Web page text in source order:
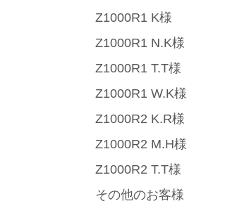
Z1000R1 K様
Z1000R1 N.K様
Z1000R1 T.T様
Z1000R1 W.K様
Z1000R2 K.R様
Z1000R2 M.H様
Z1000R2 T.T様
その他のお客様